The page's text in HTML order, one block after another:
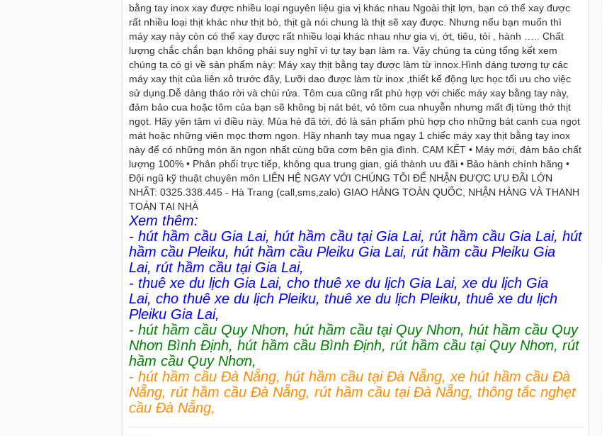
bằng tay inox xay được nhiều loại nguyên liệu gia vị khác nhau Ngoài thịt lợn, bạn có thể xay được
rất nhiều loại thịt khác như thịt bò, thịt gà nói chung là thịt sẽ xay được. Nhưng nếu bạn muốn thì
máy xay này còn có thể xay được rất nhiều loại khác nhau như gia vị, ớt, tiêu, tỏi , hành ….. Chất
lượng chắc chắn bạn không phải suy nghĩ vì tự tay bạn làm ra. Vậy chúng ta cùng tổng kết xem
chúng ta có gì về sản phẩm này: Máy xay thịt bằng tay được làm từ innox.Hình dáng tương tự các
máy xay thịt của liên xô trước đây, Lưỡi dao được làm từ inox ,thiết kế động lực học tối ưu cho việc
sử dụng.Dễ dàng tháo rời và chùi rửa. Tôm cua cũng rất phù hợp với chiếc máy xay bằng tay này,
đảm bảo cua hoặc tôm của bạn sẽ không bị nát bét, vỏ tôm cua nhuyễn nhưng mất đị từng thớ thịt
ngọt. Hãy yên tâm vì điều này. Mùa hè đã tới, đó là sản phẩm phù hợp cho những bát canh cua ngọt
mát hoặc những viên mọc thơm ngon. Hãy nhanh tay mua ngay 1 chiếc máy xay thịt bằng tay inox
này để có những món ăn ngon nhất cùng bữa cơm bên gia đình. CAM KẾT • Máy mới, đảm bảo chất
lượng 100% • Phân phối trực tiếp, không qua trung gian, giá thành ưu đãi • Bảo hành chính hãng •
Đội ngũ kỹ thuật chuyên môn LIÊN HỆ NGAY VỚI CHÚNG TÔI ĐỂ NHẬN ĐƯỢC ƯU ĐÃI LỚN
NHẤT: 0325.338.445 - Hà Trang (call,sms,zalo) GIAO HÀNG TOÀN QUỐC, NHẬN HÀNG VÀ THANH
TOÁN TẠI NHÀ
Xem thêm:
- hút hầm cầu Gia Lai, hút hầm cầu tại Gia Lai, rút hầm cầu Gia Lai, hút
hầm cầu Pleiku, hút hầm cầu Pleiku Gia Lai, rút hầm cầu Pleiku Gia
Lai, rút hầm cầu tại Gia Lai,
- thuê xe du lịch Gia Lai, cho thuê xe du lịch Gia Lai, xe du lịch Gia
Lai, cho thuê xe du lịch Pleiku, thuê xe du lịch Pleiku, thuê xe du lịch
Pleiku Gia Lai,
- hút hầm cầu Quy Nhơn, hút hầm cầu tại Quy Nhơn, hút hầm cầu Quy
Nhơn Bình Định, hút hầm cầu Bình Định, rút hầm cầu tại Quy Nhơn, rút
hầm cầu Quy Nhơn,
- hút hầm cầu Đà Nẵng, hút hầm cầu tại Đà Nẵng, xe hút hầm cầu Đà
Nẵng, rút hầm cầu Đà Nẵng, rút hầm cầu tại Đà Nẵng, thông tắc nghẹt
cầu Đà Nẵng,
Cho thuê xe du lịch Pleiku Gia Lai - chuyên
cho thuê xe xe lịch tại Pleiku, Gia Lai
Gọi ngay: 0906.483.699 - 0916.485.699 -
0868.15.3579 (Mr Thái) để thuê xe du lịch gia lai
- cty xe du lịch tại Pleiku Gia Lai chuyên cho
thuê xe du lịch tại Gia Lai, cho thuê xe từ ừ 4
chỗ đến 45 chỗ.
Cho thuê xe máy gia lai>> cho thuê xe máy tại
pleiku gia lai
Cho thuê xe máy gia lai rất nhiều xe mới, đẹp,
sang trọng, phong phú về kiểu dáng